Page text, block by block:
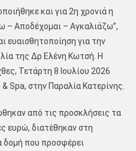
και για 2η χρονιά η
– Αποδέχομαι – Αγκαλιάζω”,
ευαισθητοποίηση για την
της Δρ Ελένη Κωτσή. Η
Τετάρτη 8 Ιουλίου 2026
Spa, στην Παραλία Κατερίνης.
από τις προσκλήσεις τα
ευρώ, διατέθηκαν στη
δομή που προσφέρει